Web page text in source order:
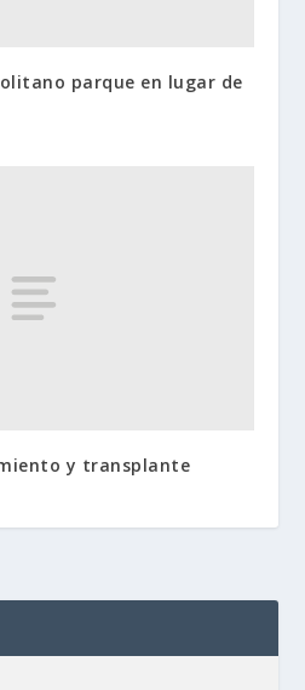
parque en lugar de
y transplante